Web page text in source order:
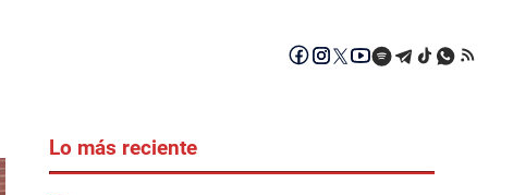
Lo más reciente